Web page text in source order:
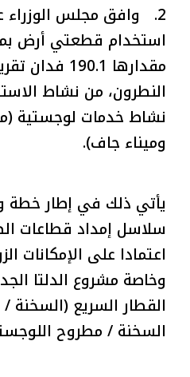
2. وافق مجلس
استخدام قطعتي أرض
مقدارها 190.1
النطرون، من نشاط
نشاط خدمات لوجستية
وميناء جاف).
يأتي ذلك في إطار خطة
سلاسل إمداد قطاعات
اعتمادا على الإمكانات
وخاصة مشروع الدلتا
القطار السريع
السخنة / مطروح